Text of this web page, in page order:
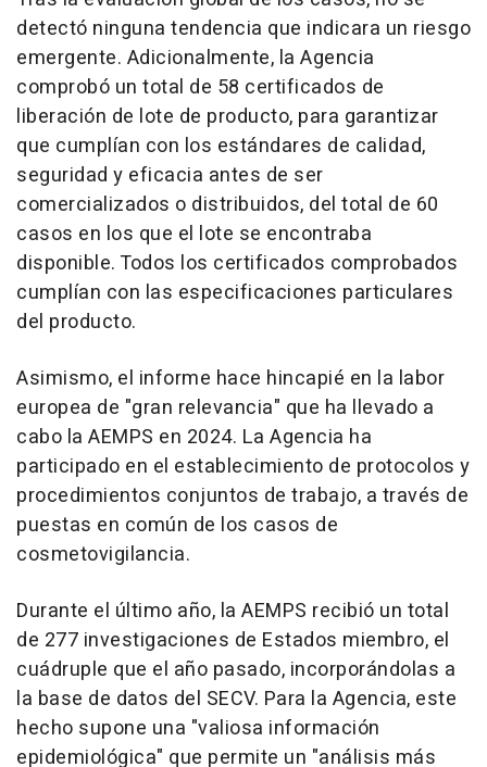
detectó ninguna tendencia que indicara un riesgo
emergente. Adicionalmente, la Agencia
comprobó un total de 58 certificados de
liberación de lote de producto, para garantizar
que cumplían con los estándares de calidad,
seguridad y eficacia antes de ser
comercializados o distribuidos, del total de 60
casos en los que el lote se encontraba
disponible. Todos los certificados comprobados
cumplían con las especificaciones particulares
del producto.
Asimismo, el informe hace hincapié en la labor
europea de "gran relevancia" que ha llevado a
cabo la AEMPS en 2024. La Agencia ha
participado en el establecimiento de protocolos y
procedimientos conjuntos de trabajo, a través de
puestas en común de los casos de
cosmetovigilancia.
Durante el último año, la AEMPS recibió un total
de 277 investigaciones de Estados miembro, el
cuádruple que el año pasado, incorporándolas a
la base de datos del SECV. Para la Agencia, este
hecho supone una "valiosa información
epidemiológica" que permite un "análisis más